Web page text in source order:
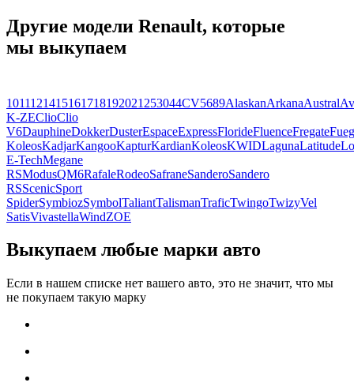
Другие модели Renault, которые
мы выкупаем
1011121415161718192021 253044CV5689AlaskanArkanaAustral
K-ZEClioClio
V6DauphineDokkerDusterEspaceExpressFlorideFluenceFregate
KoleosKadjarKangooKapturKardianKoleosKWIDLagunaLatitude
E-TechMegane
RSModusQM6RafaleRodeoSafraneSanderoSandero
RSScenicSport
SpiderSymbiozSymbolTaliantTalismanTraficTwingoTwizyVel
SatisVivastellaWindZOE
Выкупаем любые марки авто
Если в нашем списке нет вашего авто, это не значит, что мы
не покупаем такую марку